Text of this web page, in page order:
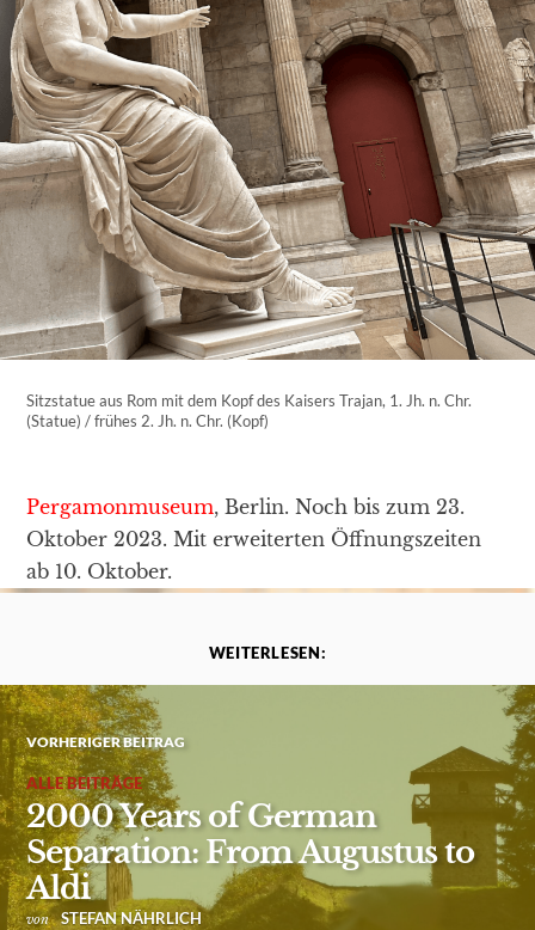
Sitzstatue aus Rom mit dem Kopf des Kaisers Trajan, 1. Jh. n. Chr.
(Statue) / frühes 2. Jh. n. Chr. (Kopf)
Pergamonmuseum, Berlin. Noch bis zum 23.
Oktober 2023. Mit erweiterten Öffnungszeiten
ab 10. Oktober.
WEITERLESEN:
VORHERIGER BEITRAG
ALLE BEITRÄGE
2000 Years of German
Separation: From Augustus to
Aldi
von STEFAN NÄHRLICH